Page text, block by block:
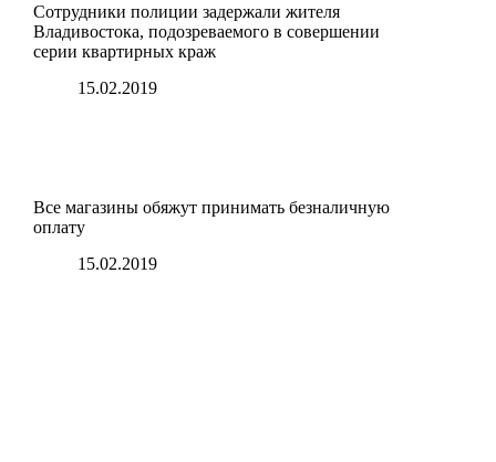
Сотрудники полиции задержали жителя
Владивостока, подозреваемого в совершении
серии квартирных краж
15.02.2019
Все магазины обяжут принимать безналичную
оплату
15.02.2019